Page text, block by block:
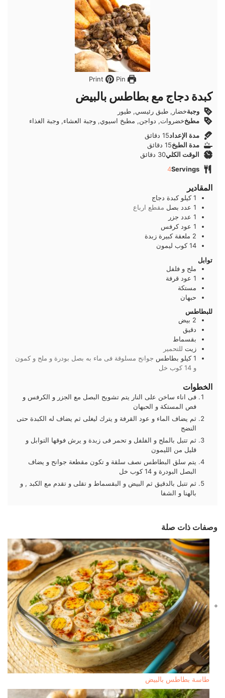
Pin
كبدة دجاج مع بطاطس بالبيض
وجبةخضار, طبق رئيسي, طيور
مطبخخضروات, دواجن, مطبخ اسيوي, وجبة العشاء, وجبة الغذاء
مدة الإعداد15دقائق
دقائق
مدة الطبخ15دقائق
دقائق
الوقت الكلي30 دقائق
دقائق
Servings
4
المقادير
1 كيلو كبدة دجاج
1 عدد بصل مقطع ارباع
1 عدد جزر
1 عود كرفس
2 ملعقة كبيرة زبدة
14 كوب ليمون
توابل
ملح و فلفل
1 عود قرفة
مستكة
حبهان
للبطاطس
2 بيض
دقيق
بقسماط
زيت للتحمير
1 كيلو بطاطس جوانح مسلوقة فى ماء به بصل بودرة و ملح و كمون
و 14 كوب خل
الخطوات
فى اناء ساخن على النار يتم تشويح البصل مع الجزر و الكرفس و
فص المستكة و الحبهان
ثم يضاف الماء و عود القرفة و يترك ليغلى ثم يضاف له الكبدة حتى
النضج
ثم تتبل بالملح و الفلفل و تحمر فى زبدة و يرش فوقها التوابل و
قليل من الليمون
يتم سلق البطاطس نصف سلقة و تكون مقطعة جوانح و يضاف
البصل البودرة و 14 كوب خل
ثم تتبل بالدقيق ثم البيض و البقسماط و تقلى و تقدم مع الكبد , و
بالهنا و الشفا
وصفات ذات صلة
طاسة بطاطس بالبيض